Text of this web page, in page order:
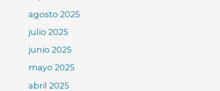
agosto 2025
julio 2025
junio 2025
mayo 2025
abril 2025